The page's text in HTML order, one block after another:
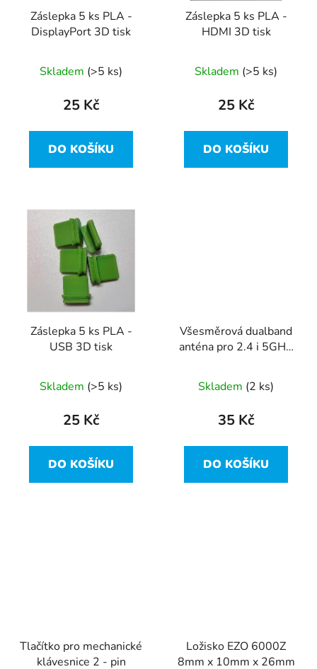
Záslepka 5 ks PLA -
DisplayPort 3D tisk
Skladem (>5 ks)
25 Kč
DO KOŠÍKU
Záslepka 5 ks PLA -
HDMI 3D tisk
Skladem (>5 ks)
25 Kč
DO KOŠÍKU
Záslepka 5 ks PLA -
USB 3D tisk
Skladem (>5 ks)
25 Kč
DO KOŠÍKU
Všesměrová dualband
anténa pro 2.4 i 5GHz,
RSMA
Skladem (2 ks)
35 Kč
DO KOŠÍKU
Tlačítko pro mechanické
klávesnice 2 - pin
Ložisko EZO 6000Z
8mm x 10mm x 26mm